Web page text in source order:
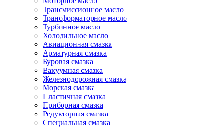
Трансмиссионное масло
Трансформаторное масло
Турбинное масло
Холодильное масло
Авиационная смазка
Арматурная смазка
Буровая смазка
Вакуумная смазка
Железнодорожная смазка
Морская смазка
Пластичная смазка
Приборная смазка
Редукторная смазка
Специальная смазка